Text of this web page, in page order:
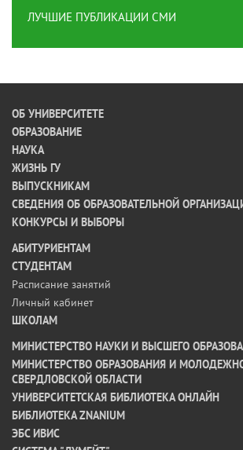
ЛУЧШИЕ ПУБЛИКАЦИИ СМИ
ОБ УНИВЕРСИТЕТЕ
ОБРАЗОВАНИЕ
НАУКА
ЖИЗНЬ ГУ
ВЫПУСКНИКАМ
СВЕДЕНИЯ ОБ ОБРАЗОВАТЕЛЬНОЙ
КОНКУРСЫ И ВЫБОРЫ
АБИТУРИЕНТАМ
СТУДЕНТАМ
Расписание занятий
Личный кабинет
ШКОЛАМ
МИНИСТЕРСТВО НАУКИ И ВЫСШЕГО
МИНИСТЕРСТВО ОБРАЗОВАНИЯ И
СВЕРДЛОВСКОЙ ОБЛАСТИ
УНИВЕРСИТЕТСКАЯ БИБЛИОТЕКА ОНЛАЙН
БИБЛИОТЕКА ZNANIUM
ЭБС ИВИС